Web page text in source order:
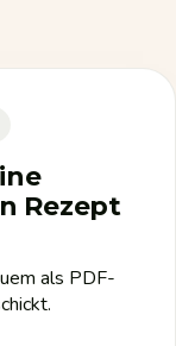
Rezept
als PDF-